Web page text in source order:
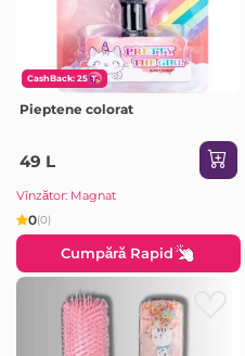
CashBack: 25
Pieptene colorat
49 L
Vînzător: Magnat
0(0)
Cumpără Rapid